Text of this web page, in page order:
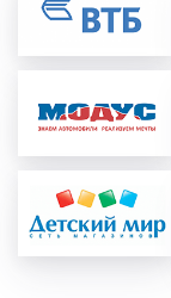
разместить
Туапсе?
«Восток ФМ»
этапов:
перед
быть